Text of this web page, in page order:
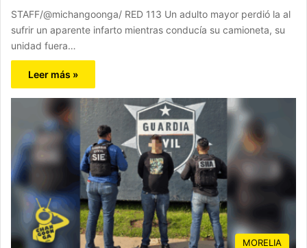
STAFF/@michangoonga/ RED 113 Un adulto mayor perdió la al
sufrir un aparente infarto mientras conducía su camioneta, su
unidad fuera…
Leer más »
MORELIA